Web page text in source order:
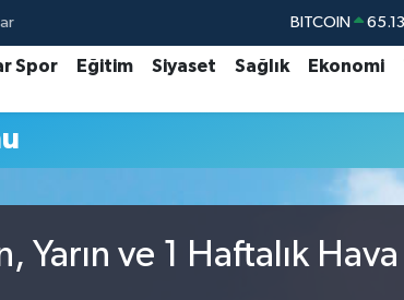
BITCOIN
DOLAR
Spor Eğitim Siyaset Sağlık Ekonomi
Yarın ve 1 Haftalık